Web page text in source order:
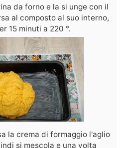
da forno e la si unge con il
al composto al suo interno,
15 minuti a 220 °.
la crema di formaggio l'aglio
si mescola e una volta